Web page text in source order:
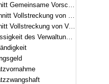
Vorschriften (Art. 18–22)
mit denen eine Geldleistung gefordert wird (Art. 23–28)
mit denen eine Handlung, Duldung oder Unterlassung gefordert wird (Art. 29–39)
Verwaltungszwangs; Zwangsmittel